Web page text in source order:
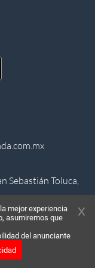
Sebastián Toluca,
mejor experiencia
asumiremos que
del anunciante